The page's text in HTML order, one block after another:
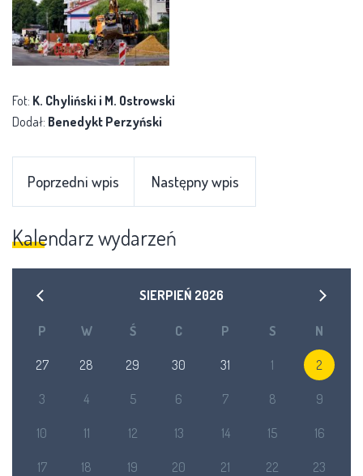
Fot: K. Chyliński i M. Ostrowski
Dodał: Benedykt Perzyński
Poprzedni wpis Następny wpis
Kalendarz wydarzeń
SIERPIEŃ 2026
P W Ś C P S N
27 28 29 30 31 1 2
3 4 5 6 7 8 9
10 11 12 13 14 15 16
17 18 19 20 21 22 23